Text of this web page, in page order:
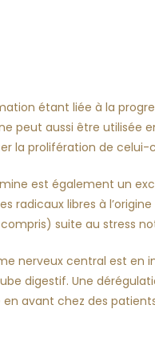
étant liée à la
peut aussi être utilisée
la prolifération de celui-
est également un
radicaux libres à
suite au stress
nerveux central est en
digestif. Une
avant chez des